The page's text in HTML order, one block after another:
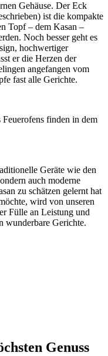
Gehäuse. Der Eck
ist die kompakte
Topf – dem Kasan –
Noch besser geht es
hochwertiger
er die Herzen der
angefangen vom
fast alle Gerichte.
finden in dem
Geräte wie den
auch moderne
zu schätzen gelernt hat
wird von unseren
Fülle an Leistung und
wunderbare Gerichte.
Genuss